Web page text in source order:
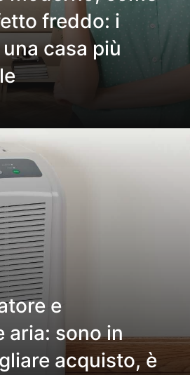
freddo: i
casa più
e
aria: sono in
acquisto, è